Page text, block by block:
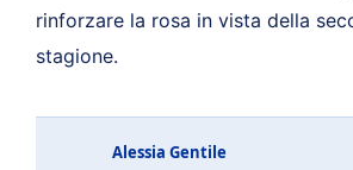
rinforzare la rosa in vista della
stagione.
Alessia Gentile